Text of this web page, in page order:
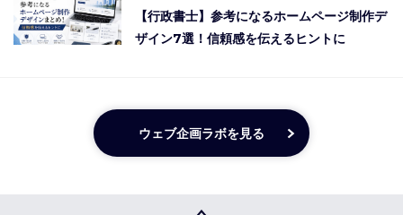
【行政書士】参考になるホームページ制作デ
ザイン7選！信頼感を伝えるヒントに
ウェブ企画ラボを見る